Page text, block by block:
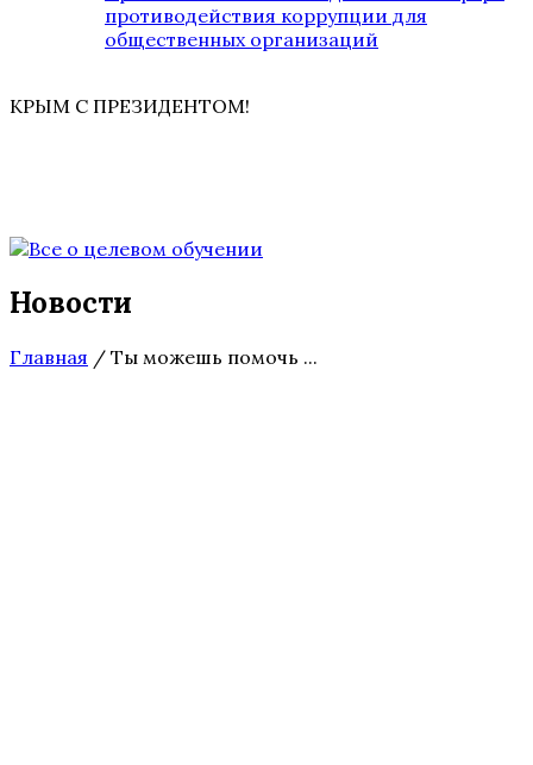
противодействия коррупции для
общественных организаций
КРЫМ С ПРЕЗИДЕНТОМ!
Новости
Главная / Ты можешь помочь ...